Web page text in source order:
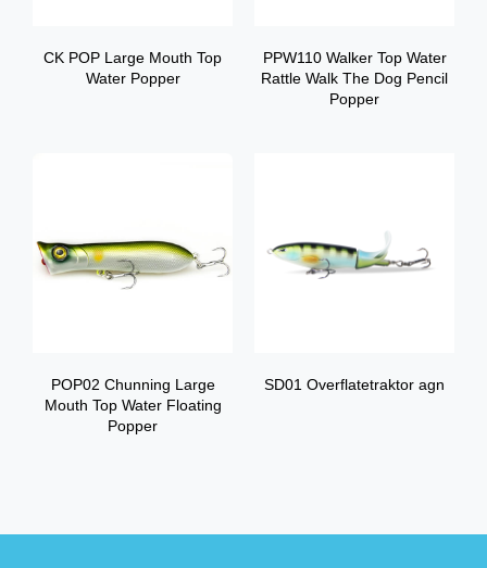
CK POP Large Mouth Top
Water Popper
PPW110 Walker Top Water
Rattle Walk The Dog Pencil
Popper
POP02 Chunning Large
Mouth Top Water Floating
Popper
SD01 Overflatetraktor agn